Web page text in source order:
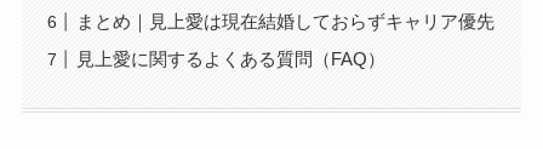
まとめ｜見上愛は現在結婚しておらずキャリア優先
見上愛に関するよくある質問（FAQ）